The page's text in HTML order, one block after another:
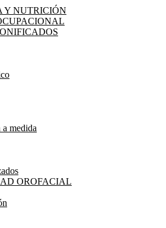
Y NUTRICIÓN
medida
OROFACIAL